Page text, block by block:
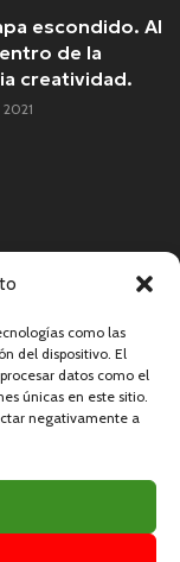
como las
del dispositivo. El
datos como el
únicas en este sitio.
negativamente a
escondido. Al
de la
creatividad.
Cookies